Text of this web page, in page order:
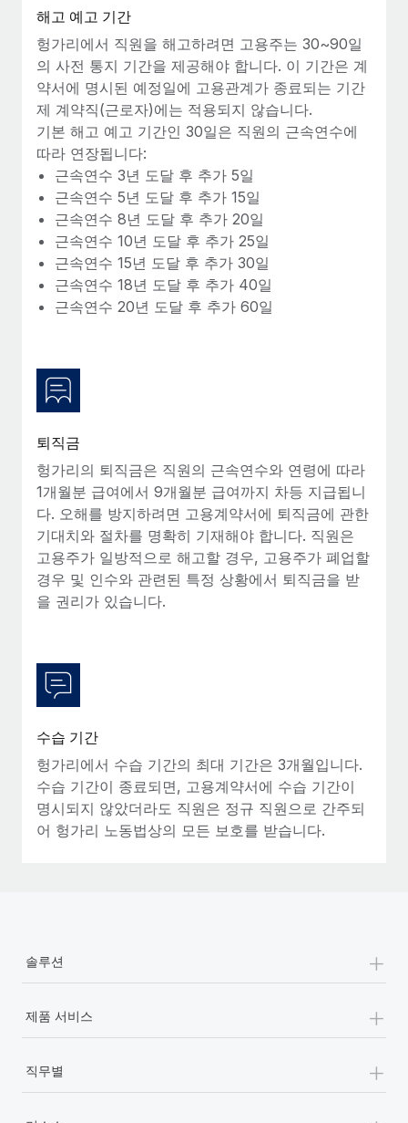
손쉬운 직원 복리후생 관리
Remote 제품 관련 소식: Gusto 및 Xero와의 통합과
Remote Contractor Management Plus
Remote의 사명은 모든 규모의 기업이 전 세계 어디서든 업무에 가
장 적합 사람을 찾아 채용 및 관리하고 급여를 지급하도록 돕는 것
입니다. 이를 위해 최근 몇 주 동안 새로운...
자세히 알아보기
Shootsta가 Remote를 통해 네 개의 시장에서 글로벌
채용을 확장한 방법
비디오 콘텐츠를 활용한 마케팅이 계속해서 인기를 끌면서, 기업들
에게는 흥미롭고 전문적인 비디오 제작이 어느 때보다 중요해졌습
해고 예고 기간
헝가리에서 직원을 해고하려면 고용주는 30~90일
의 사전 통지 기간을 제공해야 합니다. 이 기간은 계
약서에 명시된 예정일에 고용관계가 종료되는 기간
제 계약직(근로자)에는 적용되지 않습니다.
기본 해고 예고 기간인 30일은 직원의 근속연수에
따라 연장됩니다:
근속연수 3년 도달 후 추가 5일
근속연수 5년 도달 후 추가 15일
근속연수 8년 도달 후 추가 20일
근속연수 10년 도달 후 추가 25일
근속연수 15년 도달 후 추가 30일
근속연수 18년 도달 후 추가 40일
근속연수 20년 도달 후 추가 60일
퇴직금
헝가리의 퇴직금은 직원의 근속연수와 연령에 따라
1개월분 급여에서 9개월분 급여까지 차등 지급됩니
다. 오해를 방지하려면 고용계약서에 퇴직금에 관한
기대치와 절차를 명확히 기재해야 합니다. 직원은
고용주가 일방적으로 해고할 경우, 고용주가 폐업할
경우 및 인수와 관련된 특정 상황에서 퇴직금을 받
을 권리가 있습니다.
수습 기간
헝가리에서 수습 기간의 최대 기간은 3개월입니다.
수습 기간이 종료되면, 고용계약서에 수습 기간이
명시되지 않았더라도 직원은 정규 직원으로 간주되
어 헝가리 노동법상의 모든 보호를 받습니다.
솔루션 +
제품 서비스 +
직무별 +